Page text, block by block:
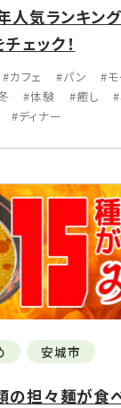
人気ランキン
ェック！
#カフェ #パン #
#体験 #癒し
#ディナー
安城市
の担々麺が食